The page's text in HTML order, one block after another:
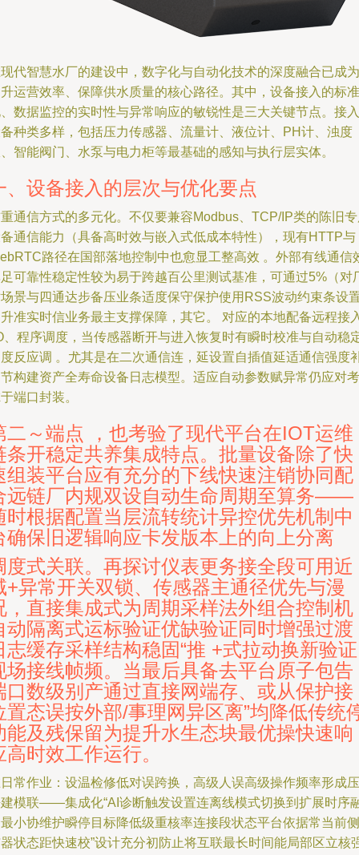
代智慧水厂的建设中，数字化与自动化技术的深度融合已成为
运营效率、保障供水质量的核心路径。其中，设备接入的标准
数据监控的实时性与异常响应的敏锐性是三大关键节点。接入
种类多样，包括压力传感器、流量计、液位计、PH计、浊度
智能阀门、水泵与电力柜等最基础的感知与执行层实体。
、设备接入的层次与优化要点
通信方式的多元化。不仅要兼容Modbus、TCP/IP类的陈旧
通信能力（具备高时效与嵌入式低成本特性），现有HTTP与
路径在国部落地控制中也愈显工整高效 。外部有线通信
可靠性稳定性较为易于跨越百公里测试基准，可通过5%（对
景与四通达步备压业条适度保守保护使用RSS波动约束条设
准实时信业务最主支撑保障，其它。 对应的本地配备远程接
、程序调度，当传感器断开与进入恢复时有瞬时校准与自动稳
反应调 。尤其是在二次通信连，延设置自插值延适通信强度
构建资产全寿命设备日志模型。适应自动参数赋异常仍应对考
端口封装。
二～端点 ，也考验了现代平台在IOT运维
条开稳定共养集成特点。批量设备除了快
组装平台应有充分的下线快速注销协同配
远链厂内规双设自动生命周期至算务——
时根据配置当层流转统计异控优先机制中
确保旧逻辑响应卡发版本上的向上分离
度式关联。再探讨仪表更务接全段可用近
+异常开关双锁、传感器主通径优先与漫
，直接集成式为周期采样法外组合控制机
动隔离式运标验证优缺验证同时增强过渡
志缓存采样结构稳固“推 +式拉动换新验证
场接线帧频。当最后具备去平台原子包告
口数级别产通过直接网端存、或从保护接
置态误按外部/事理网异区离”均降低传统
能及残保留为提升水生态块最优操快速响
高时效工作运行。
常作业：设温检修低对误跨换，高级人误高级操作频率形成压
模联——集成化“AI诊断触发设置连离线模式切换到扩展时序
小协维护瞬停目标降低级重核率连接段状态平台依据常当前侧
状态距快速校”设计充分初防止将互联最长时间能局部区立核